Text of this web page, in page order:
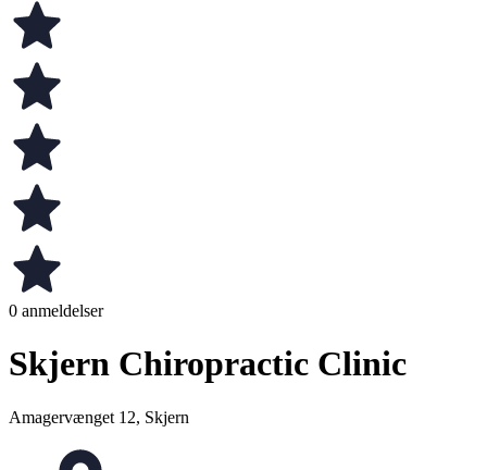
0 anmeldelser
Skjern Chiropractic Clinic
Amagervænget 12, Skjern